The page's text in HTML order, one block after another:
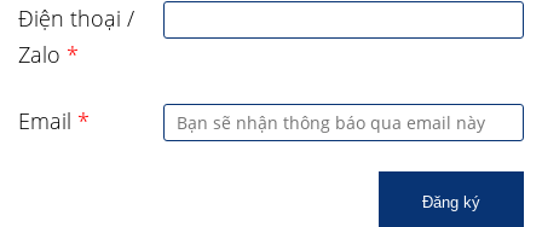
Điện thoại /
Zalo *
Email *
Đăng ký